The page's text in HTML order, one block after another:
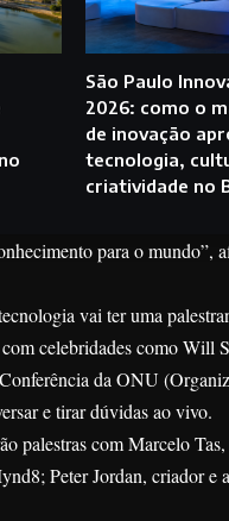
São Paulo
2026: como o
de inovação
tecnologia,
criatividade no
para o mundo”,
vai ter uma
celebridades como Will
da ONU
e tirar dúvidas ao vivo.
palestras com Marcelo
Peter Jordan, criador e